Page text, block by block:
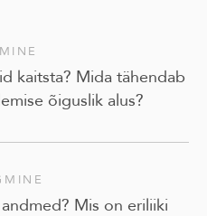
kaitsta? Mida tähendab
õiguslik alus?
Mis on eriliiki